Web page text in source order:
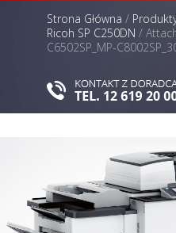
Strona Główna /
Ricoh SP C250DN /
C6502SP_MP-